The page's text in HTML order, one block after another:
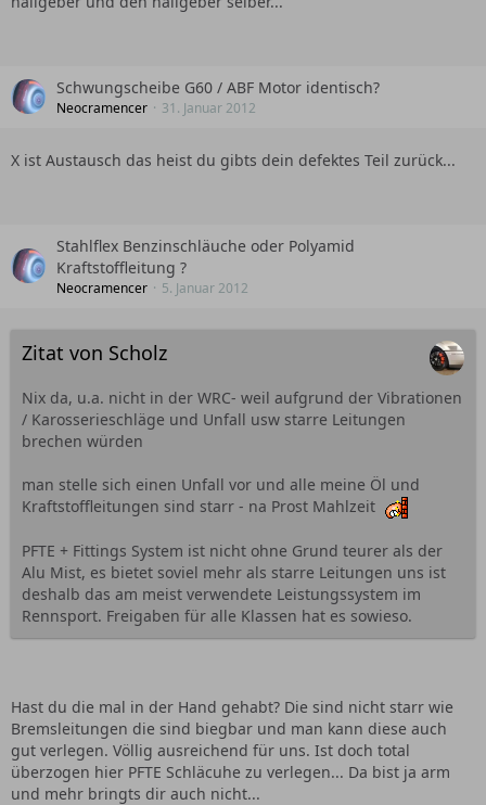
Schwungscheibe G60 / ABF Motor identisch?
Neocramencer 31. Januar 2012
X ist Austausch das heist du gibts dein defektes Teil zurück...
Stahlflex Benzinschläuche oder Polyamid
Kraftstoffleitung ?
Neocramencer 5. Januar 2012
Zitat von Scholz
Nix da, u.a. nicht in der WRC- weil aufgrund der Vibrationen
/ Karosserieschläge und Unfall usw starre Leitungen
brechen würden
man stelle sich einen Unfall vor und alle meine Öl und
Kraftstoffleitungen sind starr - na Prost Mahlzeit
PFTE + Fittings System ist nicht ohne Grund teurer als der
Alu Mist, es bietet soviel mehr als starre Leitungen uns ist
deshalb das am meist verwendete Leistungssystem im
Rennsport. Freigaben für alle Klassen hat es sowieso.
Hast du die mal in der Hand gehabt? Die sind nicht starr wie
Bremsleitungen die sind biegbar und man kann diese auch
gut verlegen. Völlig ausreichend für uns. Ist doch total
überzogen hier PFTE Schläcuhe zu verlegen... Da bist ja arm
und mehr bringts dir auch nicht...